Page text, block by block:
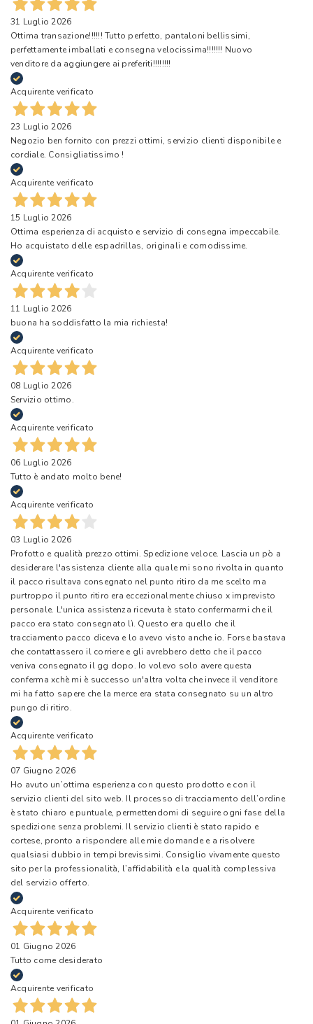
31 Luglio 2026
Ottima transazione!!!!!! Tutto perfetto, pantaloni bellissimi,
perfettamente imballati e consegna velocissima!!!!!!! Nuovo
venditore da aggiungere ai preferiti!!!!!!!!
Acquirente verificato
23 Luglio 2026
Negozio ben fornito con prezzi ottimi, servizio clienti disponibile e
cordiale. Consigliatissimo !
Acquirente verificato
15 Luglio 2026
Ottima esperienza di acquisto e servizio di consegna impeccabile.
Ho acquistato delle espadrillas, originali e comodissime.
Acquirente verificato
11 Luglio 2026
buona ha soddisfatto la mia richiesta!
Acquirente verificato
08 Luglio 2026
Servizio ottimo.
Acquirente verificato
06 Luglio 2026
Tutto è andato molto bene!
Acquirente verificato
03 Luglio 2026
Profotto e qualità prezzo ottimi. Spedizione veloce. Lascia un pò a
desiderare l'assistenza cliente alla quale mi sono rivolta in quanto
il pacco risultava consegnato nel punto ritiro da me scelto ma
purtroppo il punto ritiro era eccezionalmente chiuso x imprevisto
personale. L'unica assistenza ricevuta è stato confermarmi che il
pacco era stato consegnato lì. Questo era quello che il
tracciamento pacco diceva e lo avevo visto anche io. Forse bastava
che contattassero il corriere e gli avrebbero detto che il pacco
veniva consegnato il gg dopo. Io volevo solo avere questa
conferma xchè mi è successo un'altra volta che invece il venditore
mi ha fatto sapere che la merce era stata consegnato su un altro
pungo di ritiro.
Acquirente verificato
07 Giugno 2026
Ho avuto un’ottima esperienza con questo prodotto e con il
servizio clienti del sito web. Il processo di tracciamento dell’ordine
è stato chiaro e puntuale, permettendomi di seguire ogni fase della
spedizione senza problemi. Il servizio clienti è stato rapido e
cortese, pronto a rispondere alle mie domande e a risolvere
qualsiasi dubbio in tempi brevissimi. Consiglio vivamente questo
sito per la professionalità, l’affidabilità e la qualità complessiva
del servizio offerto.
Acquirente verificato
01 Giugno 2026
Tutto come desiderato
Acquirente verificato